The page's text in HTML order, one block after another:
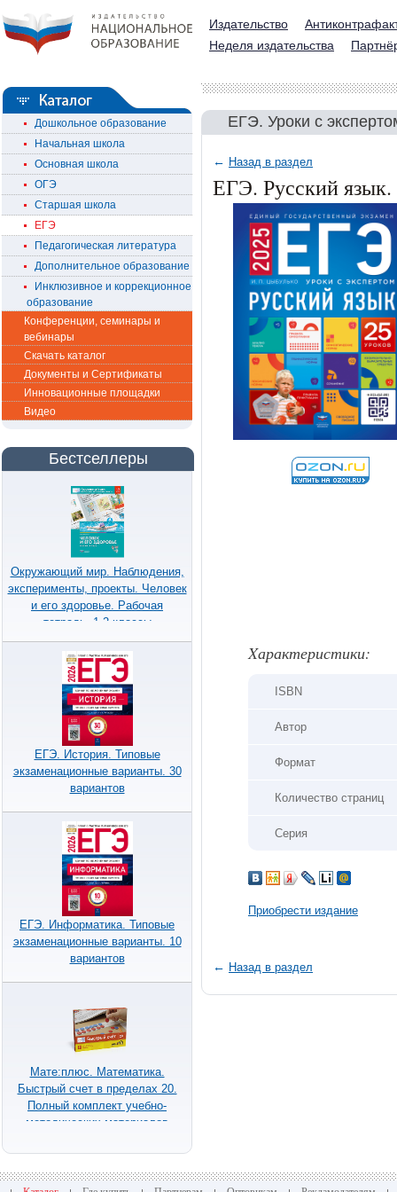
Издательство
Неделя издательства
Дошкольное образование
Начальная школа
Основная школа
ОГЭ
Старшая школа
ЕГЭ
Педагогическая литература
Дополнительное образование
Инклюзивное и коррекционное
образование
Конференции, семинары и
вебинары
Скачать каталог
Документы и Сертификаты
Инновационные площадки
Видео
Бестселлеры
Окружающий мир. Наблюдения,
эксперименты, проекты. Человек
и его здоровье. Рабочая
тетрадь. 1-2 классы
ЕГЭ. История. Типовые
экзаменационные варианты. 30
вариантов
ЕГЭ. Информатика. Типовые
экзаменационные варианты. 10
вариантов
Мате:плюс. Математика.
Быстрый счет в пределах 20.
Полный комплект учебно-
методических материалов
ЕГЭ. Уроки с
← Назад в раздел
ЕГЭ. Русский язык.
Xарактеристики:
ISBN
Автор
Формат
Количество страниц
Серия
Приобрести издание
← Назад в раздел